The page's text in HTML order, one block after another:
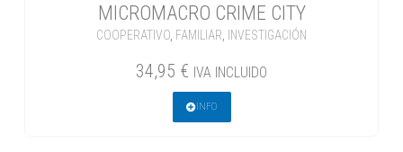
MICROMACRO CRIME CITY
COOPERATIVO FAMILIAR INVESTIGACIÓN
34,95 € IVA INCLUIDO
INFO